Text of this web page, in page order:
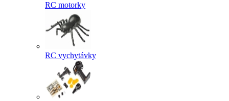
RC motorky
RC vychytávky